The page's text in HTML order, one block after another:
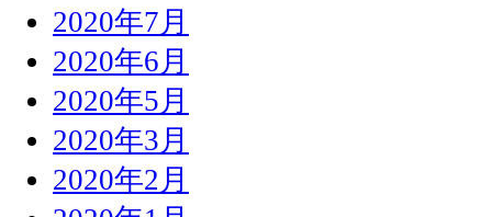
2020年7月
2020年6月
2020年5月
2020年3月
2020年2月